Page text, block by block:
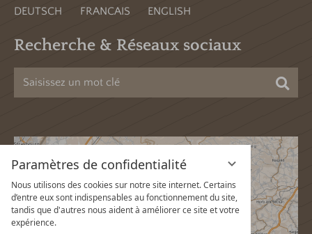
Paramètres de confidentialité
Nous utilisons des cookies sur notre site internet. Certains
d’entre eux sont indispensables au fonctionnement du site,
tandis que d'autres nous aident à améliorer ce site et votre
expérience.
DEUTSCH FRANCAIS ENGLISH
Recherche & Réseaux sociaux